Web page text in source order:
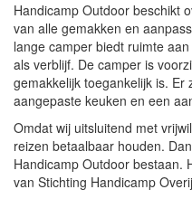
Handicamp Outdoor beschikt
van alle gemakken en
lange camper biedt ruimte
als verblijf. De camper is
gemakkelijk toegankelijk is.
aangepaste keuken en een
Omdat wij uitsluitend met
reizen betaalbaar houden.
Handicamp Outdoor bestaan.
van Stichting Handicamp